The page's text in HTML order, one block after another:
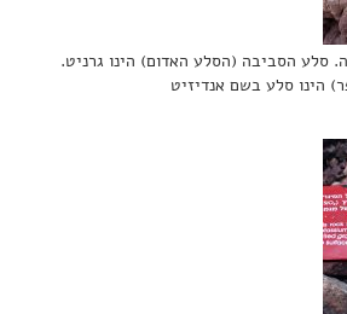
סלע הסביבה (הסלע האדום) הינו גרניט.
הינו סלע בשם אנדיזיט